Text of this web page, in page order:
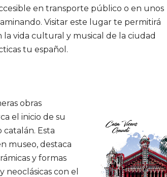
en transporte público o en unos
Visitar este lugar te permitirá
la vida cultural y musical de la ciudad
tu español.
obras
el inicio de su
Esta
museo, destaca
y formas
con el